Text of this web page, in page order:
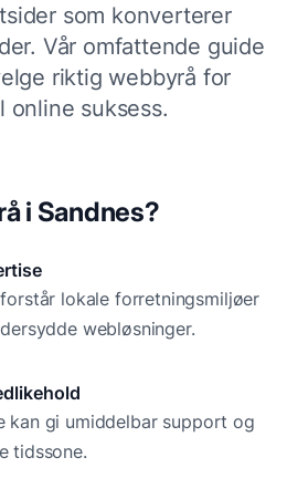
som konverterer
Vår omfattende guide
riktig webbyrå for
online suksess.
i Sandnes?
lokale forretningsmiljøer
webløsninger.
kan gi umiddelbar support og
tidssone.